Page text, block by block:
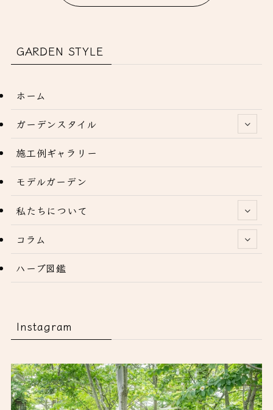
GARDEN STYLE
ホーム
ガーデンスタイル
施工例ギャラリー
モデルガーデン
私たちについて
コラム
ハーブ図鑑
Instagram